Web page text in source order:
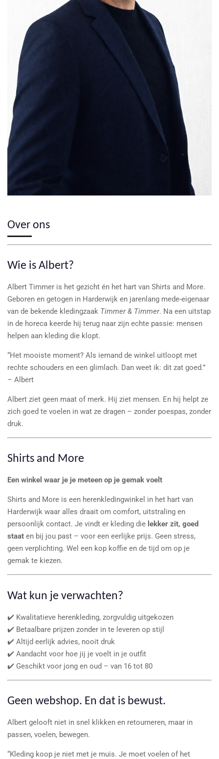
Over ons
Wie is Albert?
Albert Timmer is het gezicht én het hart van Shirts and More.
Geboren en getogen in Harderwijk en jarenlang mede-eigenaar
van de bekende kledingzaak Timmer & Timmer. Na een uitstap
in de horeca keerde hij terug naar zijn echte passie: mensen
helpen aan kleding die klopt.
“Het mooiste moment? Als iemand de winkel uitloopt met
rechte schouders en een glimlach. Dan weet ik: dit zat goed.”
– Albert
Albert ziet geen maat of merk. Hij ziet mensen. En hij helpt ze
zich goed te voelen in wat ze dragen – zonder poespas, zonder
druk.
Shirts and More
Een winkel waar je je meteen op je gemak voelt
Shirts and More is een herenkledingwinkel in het hart van
Harderwijk waar alles draait om comfort, uitstraling en
persoonlijk contact. Je vindt er kleding die lekker zit, goed
staat en bij jou past – voor een eerlijke prijs. Geen stress,
geen verplichting. Wel een kop koffie en de tijd om op je
gemak te kiezen.
Wat kun je verwachten?
✔️ Kwalitatieve herenkleding, zorgvuldig uitgekozen
✔️ Betaalbare prijzen zonder in te leveren op stijl
✔️ Altijd eerlijk advies, nooit druk
✔️ Aandacht voor hoe jij je voelt in je outfit
✔️ Geschikt voor jong en oud – van 16 tot 80
Geen webshop. En dat is bewust.
Albert gelooft niet in snel klikken en retourneren, maar in
passen, voelen, bewegen.
“Kleding koop je niet met je muis. Je moet voelen of het